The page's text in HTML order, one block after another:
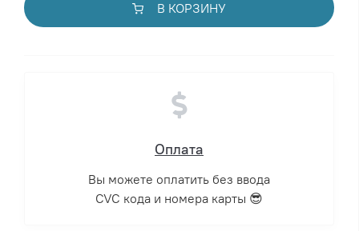
В КОРЗИНУ
Оплата
Вы можете оплатить без ввода
CVC кода и номера карты 😎